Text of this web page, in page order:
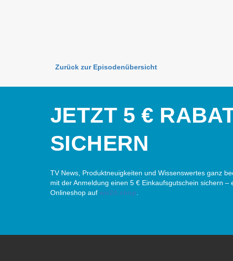
Zurück zur Episodenübersicht
JETZT 5 €
SICHERN
TV News, Produktneuigkeiten und Wissenswertes ganz
mit der Anmeldung einen 5 € Einkaufsgutschein sichern –
Onlineshop auf wir24.shop.